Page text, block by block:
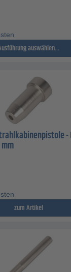
auswählen...
-
zum Artikel